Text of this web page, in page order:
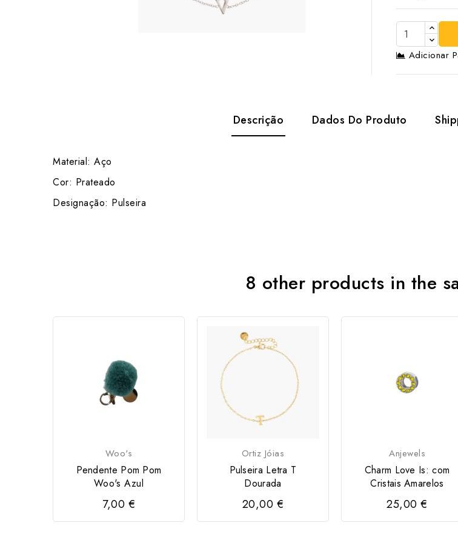
Adicionar
Descrição Dados Do Produto
Material: Aço
Cor: Prateado
Designação: Pulseira
8 other products in the
Woo's
Pendente Pom Pom
Woo's Azul
7,00 €
Ortiz Jóias
Pulseira Letra T
Dourada
20,00 €
Anjewels
Charm Love Is: com
Cristais Amarelos
25,00 €